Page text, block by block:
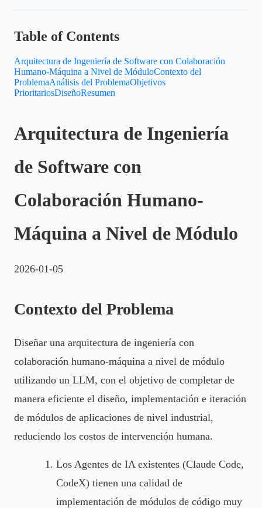
Table of Contents
Arquitectura de Ingeniería de Software con Colaboración
Humano-Máquina a Nivel de MóduloContexto del
ProblemaAnálisis del ProblemaObjetivos
PrioritariosDiseñoResumen
Arquitectura de Ingeniería
de Software con
Colaboración Humano-
Máquina a Nivel de Módulo
2026-01-05
Contexto del Problema
Diseñar una arquitectura de ingeniería con
colaboración humano-máquina a nivel de módulo
utilizando un LLM, con el objetivo de completar de
manera eficiente el diseño, implementación e iteración
de módulos de aplicaciones de nivel industrial,
reduciendo los costos de intervención humana.
Los Agentes de IA existentes (Claude Code,
CodeX) tienen una calidad de
implementación de módulos de código muy